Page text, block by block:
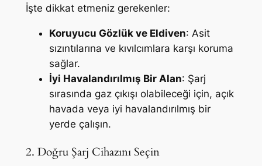
İşte dikkat etmeniz gerekenler:
Koruyucu Gözlük ve Eldiven: Asit
sızıntılarına ve kıvılcımlara karşı koruma
sağlar.
İyi Havalandırılmış Bir Alan: Şarj
sırasında gaz çıkışı olabileceği için, açık
havada veya iyi havalandırılmış bir
yerde çalışın.
2. Doğru Şarj Cihazını Seçin